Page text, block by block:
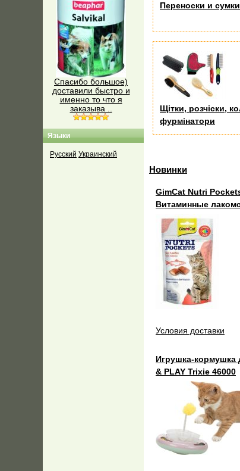
Спасибо большое)
доставили быстро и
именно то что я
заказыва ..
Языки
Русский Украинский
Переноски и сумки
Щітки, розчіски,
фурмінатори
Новинки
GimCat Nutri
Витаминные
Условия доставки
Игрушка-кормушка
& PLAY Trixie 46000